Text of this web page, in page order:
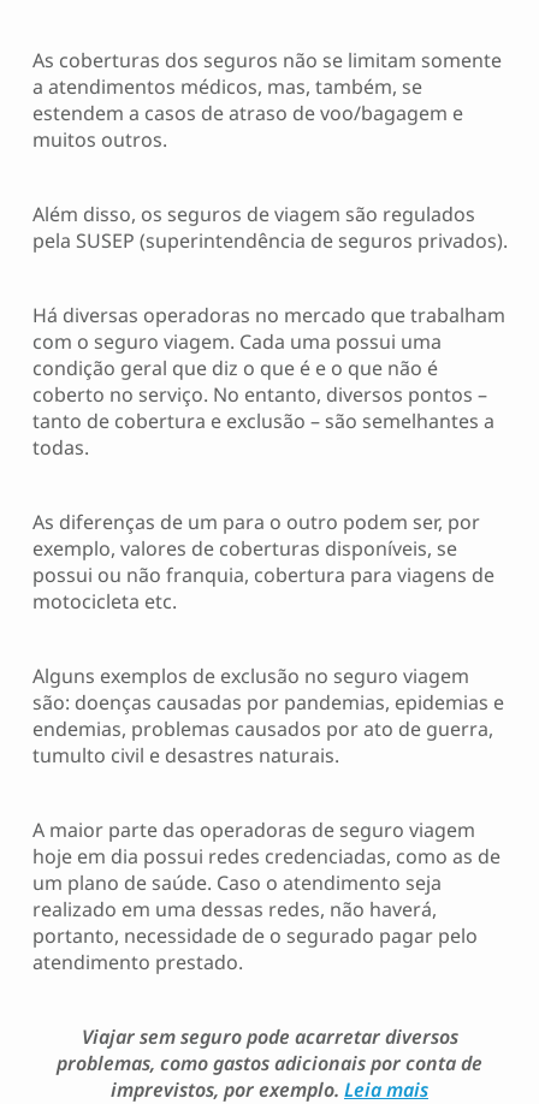
As coberturas dos seguros não se limitam somente
a atendimentos médicos, mas, também, se
estendem a casos de atraso de voo/bagagem e
muitos outros.
Além disso, os seguros de viagem são regulados
pela SUSEP (superintendência de seguros privados).
Há diversas operadoras no mercado que trabalham
com o seguro viagem. Cada uma possui uma
condição geral que diz o que é e o que não é
coberto no serviço. No entanto, diversos pontos –
tanto de cobertura e exclusão – são semelhantes a
todas.
As diferenças de um para o outro podem ser, por
exemplo, valores de coberturas disponíveis, se
possui ou não franquia, cobertura para viagens de
motocicleta etc.
Alguns exemplos de exclusão no seguro viagem
são: doenças causadas por pandemias, epidemias e
endemias, problemas causados por ato de guerra,
tumulto civil e desastres naturais.
A maior parte das operadoras de seguro viagem
hoje em dia possui redes credenciadas, como as de
um plano de saúde. Caso o atendimento seja
realizado em uma dessas redes, não haverá,
portanto, necessidade de o segurado pagar pelo
atendimento prestado.
Viajar sem seguro pode acarretar diversos
problemas, como gastos adicionais por conta de
imprevistos, por exemplo. Leia mais